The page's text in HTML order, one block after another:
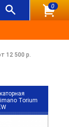
0
12 500 р.
Torium